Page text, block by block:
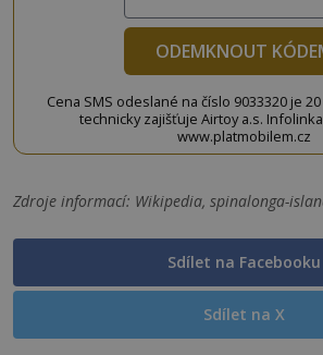
ODEMKNOUT
Cena SMS odeslané na číslo 9033320 je 20
technicky zajišťuje Airtoy a.s.
www.platmobilem.cz
Zdroje informací: Wikipedia, spinalonga-
Sdílet na Facebooku
Sdílet na X